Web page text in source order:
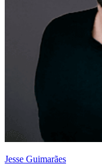
Jesse Guimarães